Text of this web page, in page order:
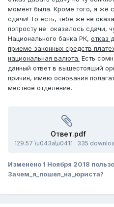
момент была. Кроме того, я же
сдачи! То есть, тебе же не
попросту не оказалось сдачи,
Национального банка РК, отказ
приеме законных средств
национальная валюта. Есть
данный ответ в вышестоящий
причин, имею основания
местное отделение.
Ответ.pdf
129.57 \u043a\u0411 · 335
Изменено 1 Ноября 2018
Зачем_я_пошел_на_юриста?